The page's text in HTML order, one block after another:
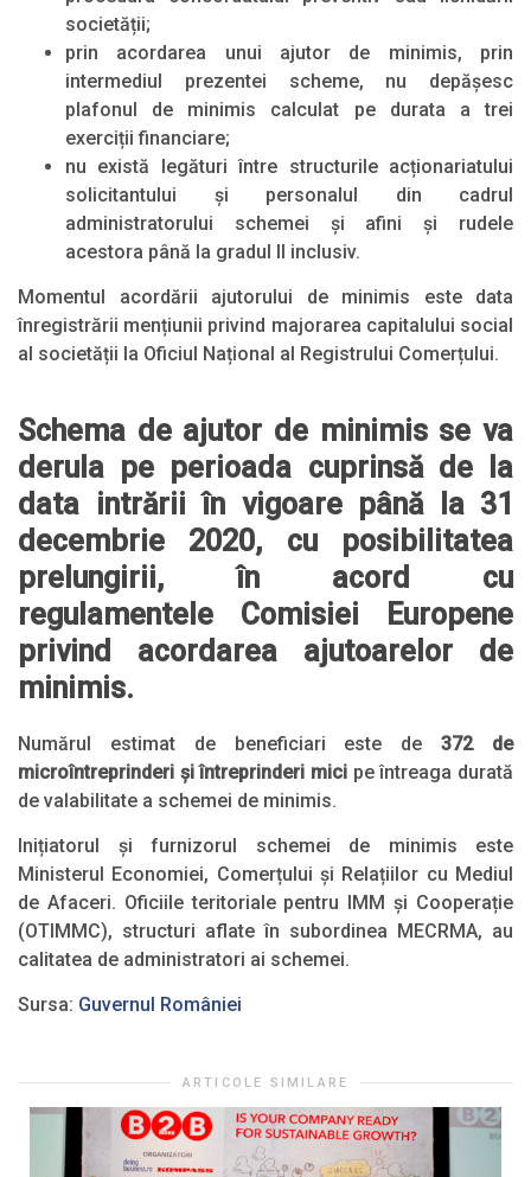
societății;
prin acordarea unui ajutor de minimis, prin
intermediul prezentei scheme, nu depășesc
plafonul de minimis calculat pe durata a trei
exerciții financiare;
nu există legături între structurile acționariatului
solicitantului și personalul din cadrul
administratorului schemei și afini și rudele
acestora până la gradul II inclusiv.
Momentul acordării ajutorului de minimis este data
înregistrării mențiunii privind majorarea capitalului social
al societății la Oficiul Național al Registrului Comerțului.
Schema de ajutor de minimis se va
derula pe perioada cuprinsă de la
data intrării în vigoare până la 31
decembrie 2020, cu posibilitatea
prelungirii, în acord cu
regulamentele Comisiei Europene
privind acordarea ajutoarelor de
minimis.
Numărul estimat de beneficiari este de372 de
microîntreprinderi și întreprinderi mici pe întreaga durată
de valabilitate a schemei de minimis.
Inițiatorul și furnizorul schemei de minimis este
Ministerul Economiei, Comerțului și Relațiilor cu Mediul
de Afaceri. Oficiile teritoriale pentru IMM și Cooperație
(OTIMMC), structuri aflate în subordinea MECRMA, au
calitatea de administratori ai schemei.
Sursa: Guvernul României
ARTICOLE SIMILARE